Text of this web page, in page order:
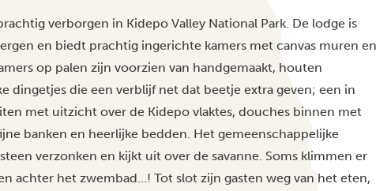
verborgen in Kidepo Valley National Park. De lodge is
en biedt prachtig ingerichte kamers met canvas muren en
op palen zijn voorzien van handgemaakt, houten
dingetjes die een verblijf net dat beetje extra geven; een in
met uitzicht over de Kidepo vlaktes, douches binnen met
banken en heerlijke bedden. Het gemeenschappelijke
verzonken en kijkt uit over de savanne. Soms klimmen er
achter het zwembad…! Tot slot zijn gasten weg van het eten,